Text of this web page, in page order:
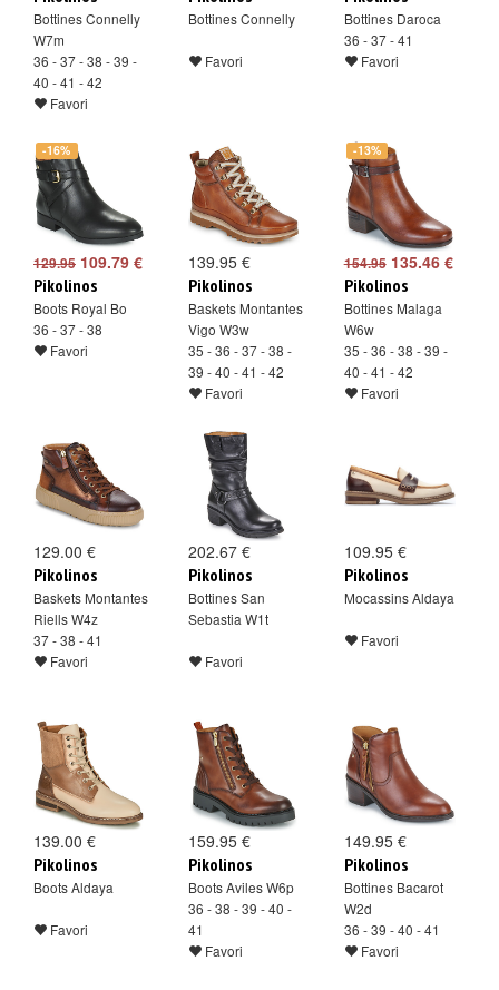
Bottines Connelly
W7m
36 - 37 - 38 - 39 -
40 - 41 - 42
Favori
Bottines Connelly
Favori
Bottines Daroca
36 - 37 - 41
Favori
-16%
129.95 109.79 €
Pikolinos
Boots Royal Bo
36 - 37 - 38
Favori
139.95 €
Pikolinos
Baskets Montantes
Vigo W3w
35 - 36 - 37 - 38 -
39 - 40 - 41 - 42
Favori
-13%
154.95135.46 €
Pikolinos
Bottines Malaga
W6w
35 - 36 - 38 - 39 -
40 - 41 - 42
Favori
129.00 €
Pikolinos
Baskets Montantes
Riells W4z
37 - 38 - 41
Favori
202.67 €
Pikolinos
Bottines San
Sebastia W1t
Favori
109.95 €
Pikolinos
Mocassins Aldaya
Favori
139.00 €
Pikolinos
Boots Aldaya
Favori
159.95 €
Pikolinos
Boots Aviles W6p
36 - 38 - 39 - 40 -
41
Favori
149.95 €
Pikolinos
Bottines Bacarot
W2d
36 - 39 - 40 - 41
Favori